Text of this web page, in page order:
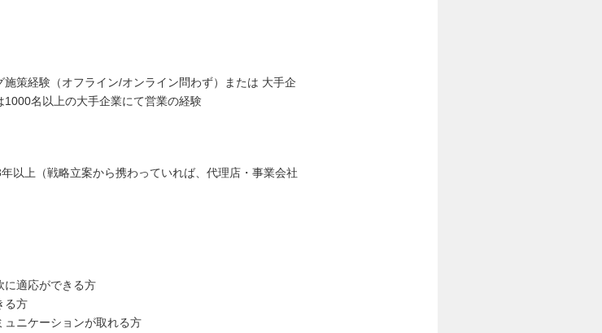
施策経験（オフライン/オンライン問わず）または 大手企
名以上の大手企業にて営業の経験
以上（戦略立案から携わっていれば、代理店・事業会社
に適応ができる方
る方
ュニケーションが取れる方